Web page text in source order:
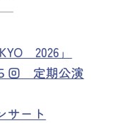
2026」
回 定期公演
サート